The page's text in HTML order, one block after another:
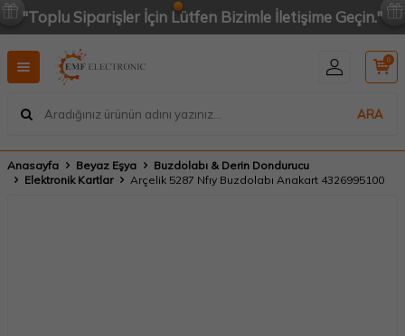
"Toplu Siparişler İçin Lütfen Bizimle İletişime Geçin."
ARA
0
Anasayfa Beyaz Eşya
Buzdolabı & Derin Dondurucu
Elektronik Kartlar
Arçelik 5287 Nfıy Buzdolabı Anakart 4326995100